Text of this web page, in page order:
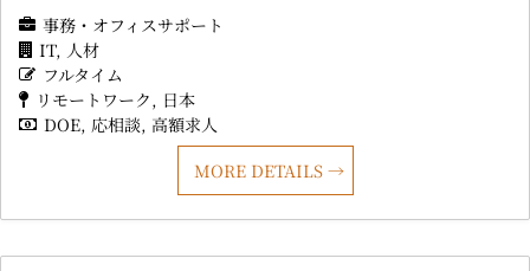
事務・オフィスサポート
IT 人材
フルタイム
リモートワーク
日本
DOE 応相談 高額求人
MORE DETAILS